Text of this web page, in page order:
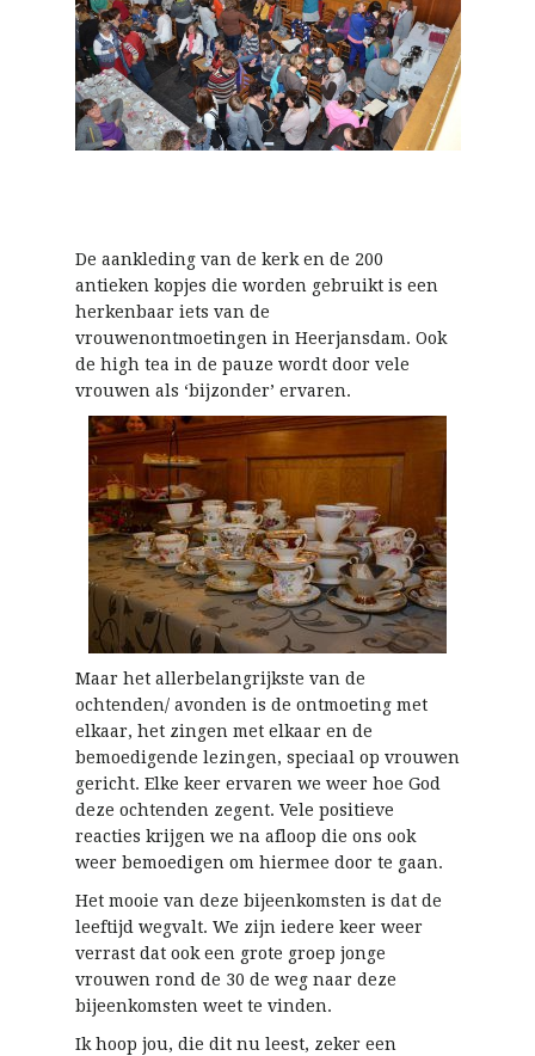
De aankleding van de kerk en de 200
antieken kopjes die worden gebruikt is een
herkenbaar iets van de
vrouwenontmoetingen in Heerjansdam. Ook
de high tea in de pauze wordt door vele
vrouwen als ‘bijzonder’ ervaren.
Maar het allerbelangrijkste van de
ochtenden/ avonden is de ontmoeting met
elkaar, het zingen met elkaar en de
bemoedigende lezingen, speciaal op vrouwen
gericht. Elke keer ervaren we weer hoe God
deze ochtenden zegent. Vele positieve
reacties krijgen we na afloop die ons ook
weer bemoedigen om hiermee door te gaan.
Het mooie van deze bijeenkomsten is dat de
leeftijd wegvalt. We zijn iedere keer weer
verrast dat ook een grote groep jonge
vrouwen rond de 30 de weg naar deze
bijeenkomsten weet te vinden.
Ik hoop jou, die dit nu leest, zeker een